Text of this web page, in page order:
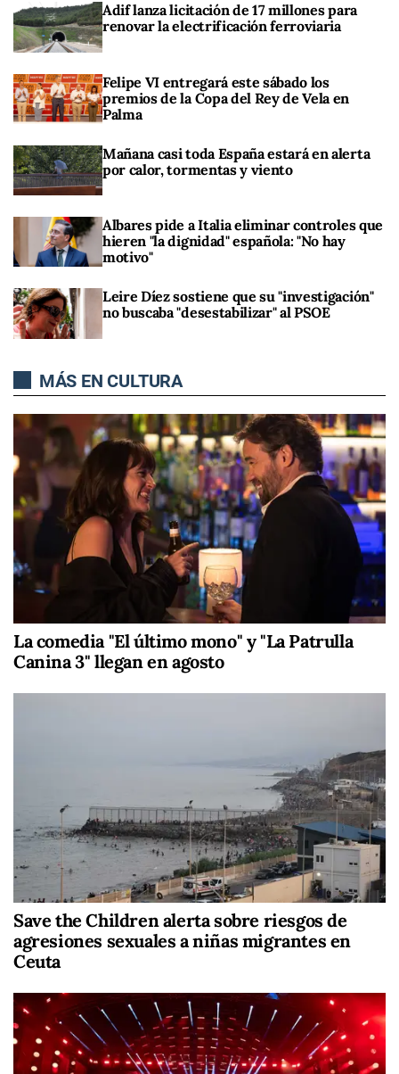
Adif lanza licitación de 17 millones para
renovar la electrificación ferroviaria
Felipe VI entregará este sábado los
premios de la Copa del Rey de Vela en
Palma
Mañana casi toda España estará en alerta
por calor, tormentas y viento
Albares pide a Italia eliminar controles que
hieren "la dignidad" española: "No hay
motivo"
Leire Díez sostiene que su "investigación"
no buscaba "desestabilizar" al PSOE
MÁS EN CULTURA
La comedia "El último mono" y "La Patrulla
Canina 3" llegan en agosto
Save the Children alerta sobre riesgos de
agresiones sexuales a niñas migrantes en
Ceuta